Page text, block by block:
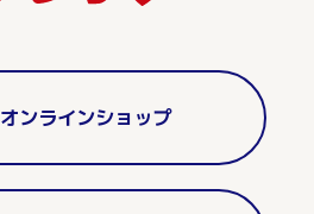
オンラインショップ